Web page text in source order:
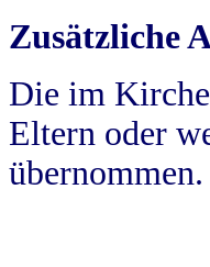
Zusätzliche
Die im
Eltern oder
übernommen.